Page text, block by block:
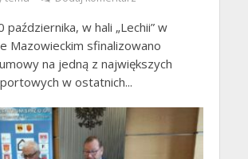
października, w hali „Lechii” w
Mazowieckim sfinalizowano
na jedną z największych
w ostatnich...